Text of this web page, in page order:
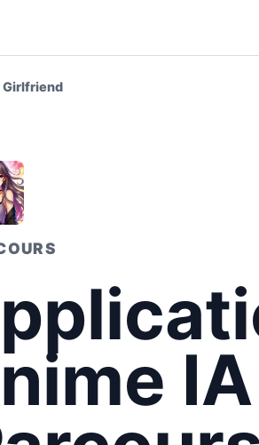
Girlfriend